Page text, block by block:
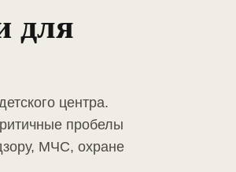
для
центра.
пробелы
МЧС, охране